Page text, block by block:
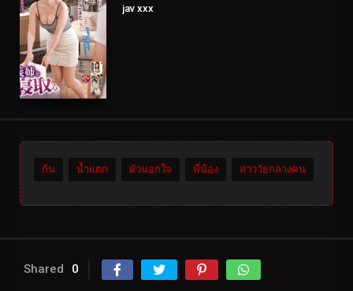
jav xxx
ก้น น้ำแตก ผัวนอกใจ พี่น้อง สาววัยกลางคน
Shared 0